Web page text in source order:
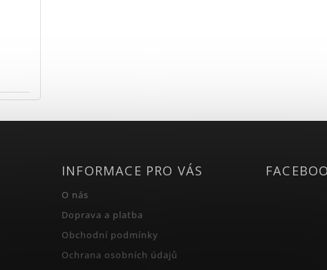
INFORMACE PRO VÁS
O nás
Doprava a platba
Obchodní podmínky
Ochrana osobních údajů